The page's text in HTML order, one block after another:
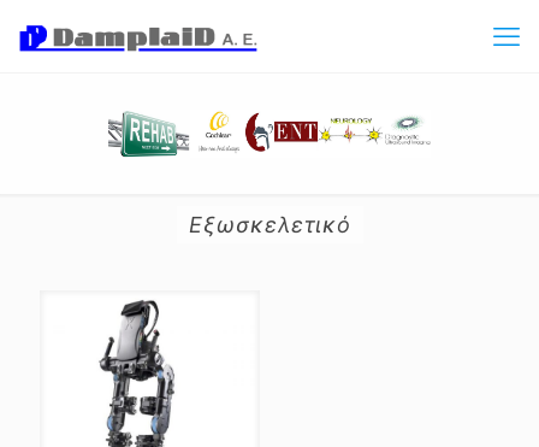
Εξωσκελετικό